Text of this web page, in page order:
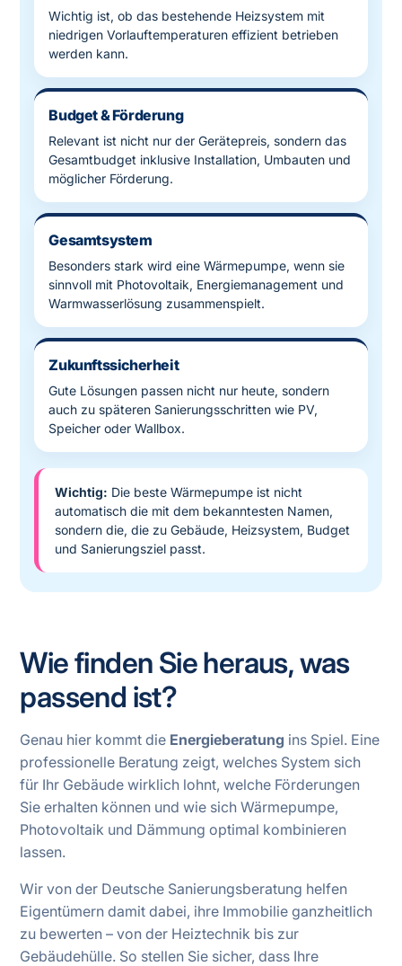
Wichtig ist, ob das bestehende Heizsystem mit
niedrigen Vorlauftemperaturen effizient betrieben
werden kann.
Budget & Förderung
Relevant ist nicht nur der Gerätepreis, sondern das
Gesamtbudget inklusive Installation, Umbauten und
möglicher Förderung.
Gesamtsystem
Besonders stark wird eine Wärmepumpe, wenn sie
sinnvoll mit Photovoltaik, Energiemanagement und
Warmwasserlösung zusammenspielt.
Zukunftssicherheit
Gute Lösungen passen nicht nur heute, sondern
auch zu späteren Sanierungsschritten wie PV,
Speicher oder Wallbox.
Wichtig: Die beste Wärmepumpe ist nicht
automatisch die mit dem bekanntesten Namen,
sondern die, die zu Gebäude, Heizsystem, Budget
und Sanierungsziel passt.
Wie finden Sie heraus, was
passend ist?
Genau hier kommt die Energieberatung ins Spiel. Eine
professionelle Beratung zeigt, welches System sich
für Ihr Gebäude wirklich lohnt, welche Förderungen
Sie erhalten können und wie sich Wärmepumpe,
Photovoltaik und Dämmung optimal kombinieren
lassen.
Wir von der Deutsche Sanierungsberatung helfen
Eigentümern damit dabei, ihre Immobilie ganzheitlich
zu bewerten – von der Heiztechnik bis zur
Gebäudehülle. So stellen Sie sicher, dass Ihre